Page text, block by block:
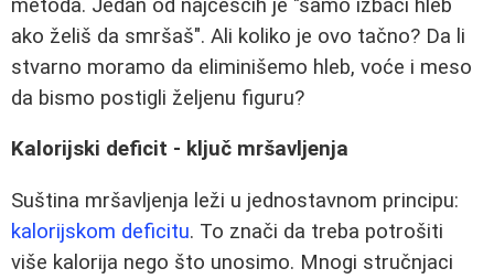
metoda. Jedan od najčešćih je "samo izbaci hleb
ako želiš da smršaš". Ali koliko je ovo tačno? Da li
stvarno moramo da eliminišemo hleb, voće i meso
da bismo postigli željenu figuru?
Kalorijski deficit - ključ mršavljenja
Suština mršavljenja leži u jednostavnom principu:
kalorijskom deficitu. To znači da treba potrošiti
više kalorija nego što unosimo. Mnogi stručnjaci